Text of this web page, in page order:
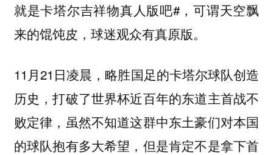
就是卡塔尔吉祥物真人版吧#，可谓天空飘
来的馄饨皮，球迷观众有真原版。
11月21日凌晨，略胜国足的卡塔尔球队创造
历史，打破了世界杯近百年的东道主首战不
败定律，虽然不知道这群中东土豪们对本国
的球队抱有多大希望，但是肯定不是拿下首